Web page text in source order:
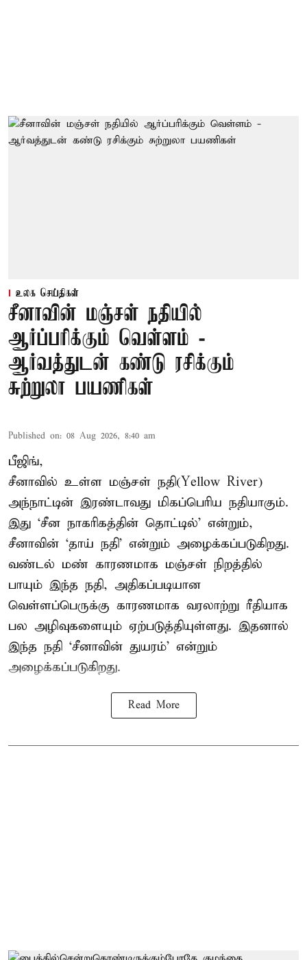
உலக செய்திகள்
சீனாவின் மஞ்சள் நதியில்
ஆர்ப்பரிக்கும் வெள்ளம் -
ஆர்வத்துடன் கண்டு ரசிக்கும்
சுற்றுலா பயணிகள்
Published on: 08 Aug 2026, 8:40 am
பீஜிங்,
சீனாவில் உள்ள மஞ்சள் நதி(Yellow River)
அந்நாட்டின் இரண்டாவது மிகப்பெரிய நதியாகும்.
இது ‘சீன நாகரிகத்தின் தொட்டில்’ என்றும்,
சீனாவின் ‘தாய் நதி’ என்றும் அழைக்கப்படுகிறது.
வண்டல் மண் காரணமாக மஞ்சள் நிறத்தில்
பாயும் இந்த நதி, அதிகப்படியான
வெள்ளப்பெருக்கு காரணமாக வரலாற்று ரீதியாக
பல அழிவுகளையும் ஏற்படுத்தியுள்ளது. இதனால்
இந்த நதி ‘சீனாவின் துயரம்’ என்றும்
அழைக்கப்படுகிறது.
Read More